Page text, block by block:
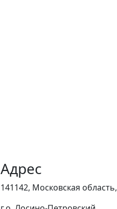
Адрес
141142, Московская область,